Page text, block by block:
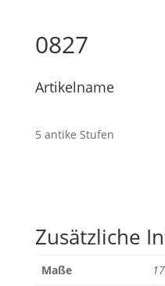
0827
Artikelname
5 antike Stufen
Zusätzliche
Maße